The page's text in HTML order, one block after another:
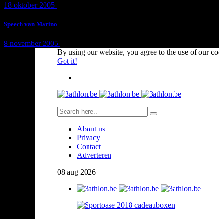
18 oktober 2005
Speech van Marino
8 november 2005
By using our website, you agree to the use of our
Got it!
About us
Privacy
Contact
Adverteren
08 aug 2026